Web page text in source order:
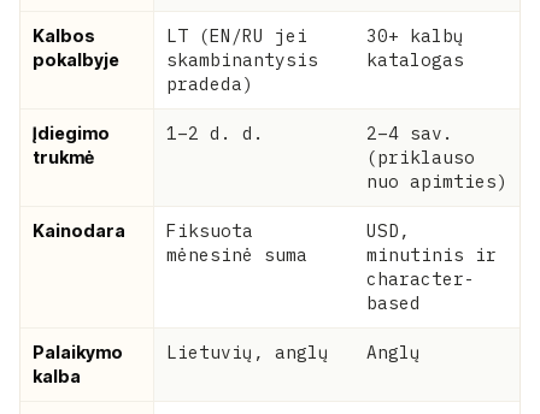
Kalbos
pokalbyje
LT (EN/RU jei
skambinantysis
pradeda)
30+ kalbų
katalogas
Įdiegimo
trukmė
1–2 d. d.
2–4 sav.
(priklauso
nuo apimties)
Kainodara
Fiksuota
mėnesinė suma
USD,
minutinis ir
character-
based
Palaikymo
kalba
Lietuvių, anglų Anglų